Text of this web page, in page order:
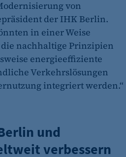
von
der IHK Berlin.
in einer Weise
nachhaltige Prinzipien
energieeffiziente
Verkehrslösungen
integriert werden.“
und
verbessern